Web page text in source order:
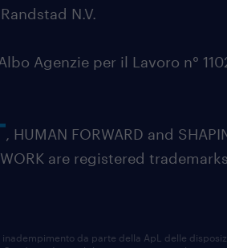
N.V.
Agenzie per il Lavoro n°
, HUMAN FORWARD and
WORK are registered
inadempimento da parte della ApL delle